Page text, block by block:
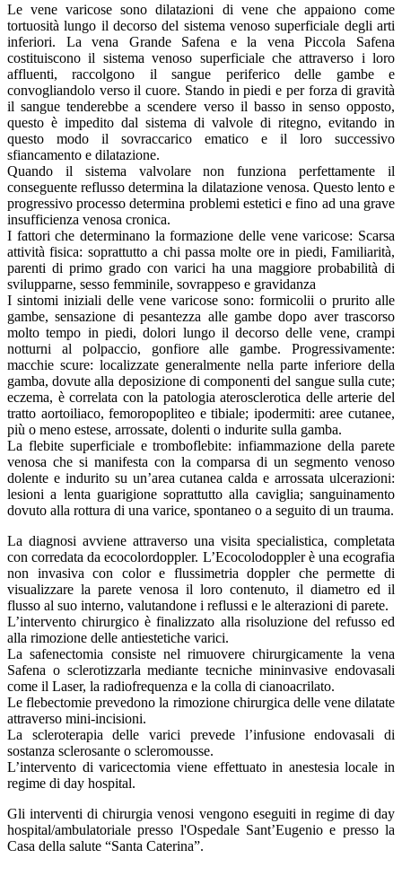
Le vene varicose sono dilatazioni di vene che appaiono come
tortuosità lungo il decorso del sistema venoso superficiale degli arti
inferiori. La vena Grande Safena e la vena Piccola Safena
costituiscono il sistema venoso superficiale che attraverso i loro
affluenti, raccolgono il sangue periferico delle gambe e
convogliandolo verso il cuore. Stando in piedi e per forza di gravità
il sangue tenderebbe a scendere verso il basso in senso opposto,
questo è impedito dal sistema di valvole di ritegno, evitando in
questo modo il sovraccarico ematico e il loro successivo
sfiancamento e dilatazione.
Quando il sistema valvolare non funziona perfettamente il
conseguente reflusso determina la dilatazione venosa. Questo lento e
progressivo processo determina problemi estetici e fino ad una grave
insufficienza venosa cronica.
I fattori che determinano la formazione delle vene varicose: Scarsa
attività fisica: soprattutto a chi passa molte ore in piedi, Familiarità,
parenti di primo grado con varici ha una maggiore probabilità di
svilupparne, sesso femminile, sovrappeso e gravidanza
I sintomi iniziali delle vene varicose sono: formicolii o prurito alle
gambe, sensazione di pesantezza alle gambe dopo aver trascorso
molto tempo in piedi, dolori lungo il decorso delle vene, crampi
notturni al polpaccio, gonfiore alle gambe. Progressivamente:
macchie scure: localizzate generalmente nella parte inferiore della
gamba, dovute alla deposizione di componenti del sangue sulla cute;
eczema, è correlata con la patologia aterosclerotica delle arterie del
tratto aortoiliaco, femoropopliteo e tibiale; ipodermiti: aree cutanee,
più o meno estese, arrossate, dolenti o indurite sulla gamba.
La flebite superficiale e tromboflebite: infiammazione della parete
venosa che si manifesta con la comparsa di un segmento venoso
dolente e indurito su un’area cutanea calda e arrossata ulcerazioni:
lesioni a lenta guarigione soprattutto alla caviglia; sanguinamento
dovuto alla rottura di una varice, spontaneo o a seguito di un trauma.
La diagnosi avviene attraverso una visita specialistica, completata
con corredata da ecocolordoppler. L’Ecocolodoppler è una ecografia
non invasiva con color e flussimetria doppler che permette di
visualizzare la parete venosa il loro contenuto, il diametro ed il
flusso al suo interno, valutandone i reflussi e le alterazioni di parete.
L’intervento chirurgico è finalizzato alla risoluzione del refusso ed
alla rimozione delle antiestetiche varici.
La safenectomia consiste nel rimuovere chirurgicamente la vena
Safena o sclerotizzarla mediante tecniche mininvasive endovasali
come il Laser, la radiofrequenza e la colla di cianoacrilato.
Le flebectomie prevedono la rimozione chirurgica delle vene dilatate
attraverso mini-incisioni.
La scleroterapia delle varici prevede l’infusione endovasali di
sostanza sclerosante o scleromousse.
L’intervento di varicectomia viene effettuato in anestesia locale in
regime di day hospital.
Gli interventi di chirurgia venosi vengono eseguiti in regime di day
hospital/ambulatoriale presso l'Ospedale Sant’Eugenio e presso la
Casa della salute “Santa Caterina”.